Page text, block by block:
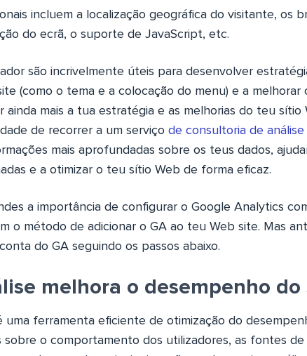
incluem a localização geográfica do visitante, os
do ecrã, o suporte de JavaScript, etc.
são incrivelmente úteis para desenvolver
(como o tema e a colocação do menu) e a melhorar
ainda mais a tua estratégia e as melhorias do teu sítio
de recorrer a um serviço de consultoria de análise
mais aprofundadas sobre os teus dados,
e a otimizar o teu sítio Web de forma eficaz.
a importância de configurar o Google Analytics
o método de adicionar o GA ao teu Web site. Mas
do GA seguindo os passos abaixo.
melhora o desempenho do
uma ferramenta eficiente de otimização do
sobre o comportamento dos utilizadores, as fontes